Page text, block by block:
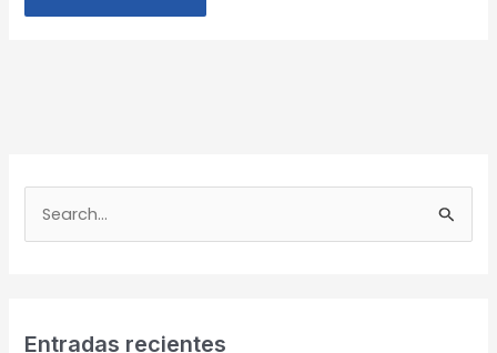
u
a
Entradas recientes